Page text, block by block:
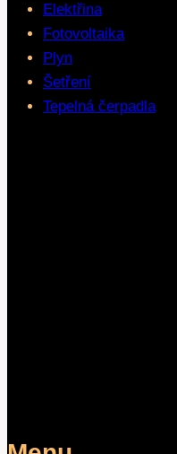
Elektřina
Fotovoltaika
Plyn
Šetření
Tepelná čerpadla